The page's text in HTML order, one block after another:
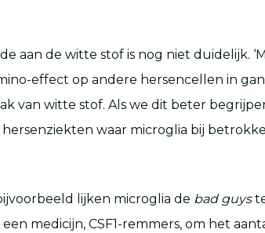
aan de witte stof is nog niet duidelijk.
effect op andere hersencellen in
van witte stof. Als we dit beter
waar microglia bij
lijken microglia de bad guys
medicijn, CSF1-remmers, om het